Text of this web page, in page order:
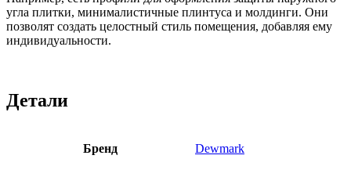
угла плитки, минималистичные плинтуса и молдинги. Они
позволят создать целостный стиль помещения, добавляя ему
индивидуальности.
Детали
Бренд Dewmark